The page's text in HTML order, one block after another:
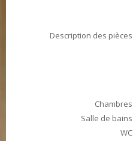
Description des pièces
Chambres
Salle de bains
WC